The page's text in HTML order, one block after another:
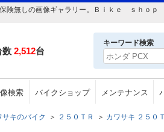
険無しの画像ギャラリー。Ｂｉｋｅ ｓｈｏｐ
数 2,512台
キーワード検索
検索 バイクショップ メンテナンス
サキのバイク ＞ ２５０ＴＲ ＞ カワサキ ２５０